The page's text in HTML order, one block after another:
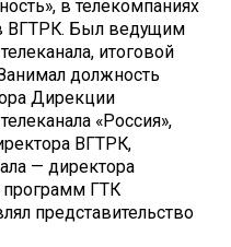
в телекомпаниях
ВГТРК. Был ведущим
итоговой
должность
Дирекции
«Россия»,
ВГТРК,
— директора
ГТК
представительство